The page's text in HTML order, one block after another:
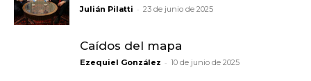
Julián Pilatti - 23 de junio de 2025
Caídos del mapa
Ezequiel González - 10 de junio de 2025